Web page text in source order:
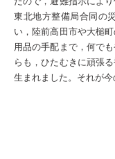
東北地方整備局合同の
い，陸前高田市や大槌
用品の手配まで，何で
らも，ひたむきに頑張
生まれました。それが今